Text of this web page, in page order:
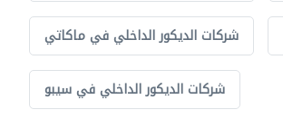
شركات الديكور الداخلي في ماكاتي
شركات الديكور الداخلي في سيبو